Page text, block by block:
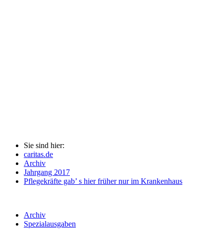
Sie sind hier:
caritas.de
Archiv
Jahrgang 2017
Pflegekräfte gab’ s hier früher nur im Krankenhaus
Archiv
Spezialausgaben